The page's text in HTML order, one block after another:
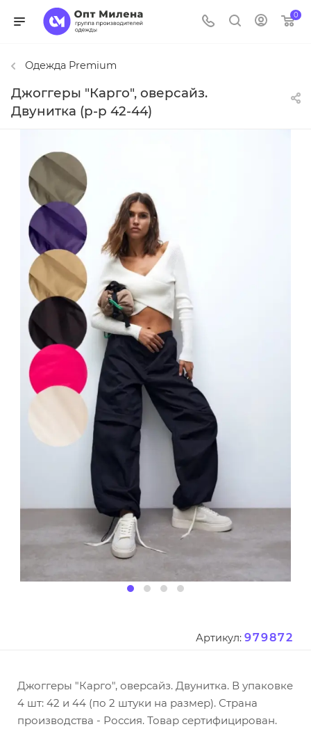
0
Одежда Premium
Джоггеры "Карго", оверсайз.
Двунитка (р-р 42-44)
Артикул: 979872
Джоггеры "Карго", оверсайз. Двунитка. В упаковке
4 шт: 42 и 44 (по 2 штуки на размер). Страна
производства - Россия. Товар сертифицирован.